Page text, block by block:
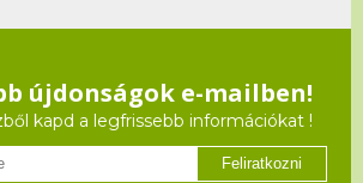
újdonságok e-mailben!
kapd a legfrissebb információkat !
Feliratkozni